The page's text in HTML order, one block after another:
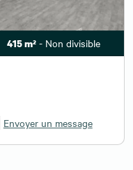
415 m² - Non divisible
Envoyer un message